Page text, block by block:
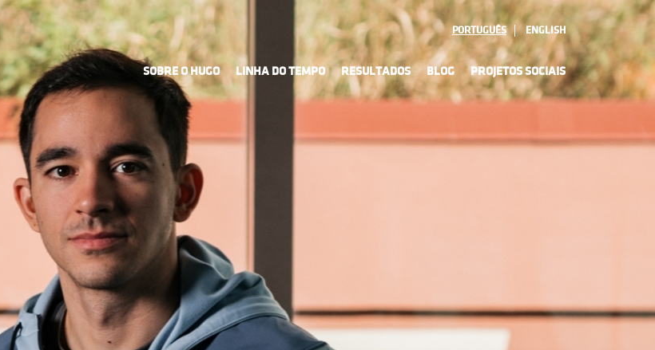
PORTUGUÊS ENGLISH
SOBRE O HUGO LINHA DO TEMPO RESULTADOS BLOG PROJETOS SOCIAIS